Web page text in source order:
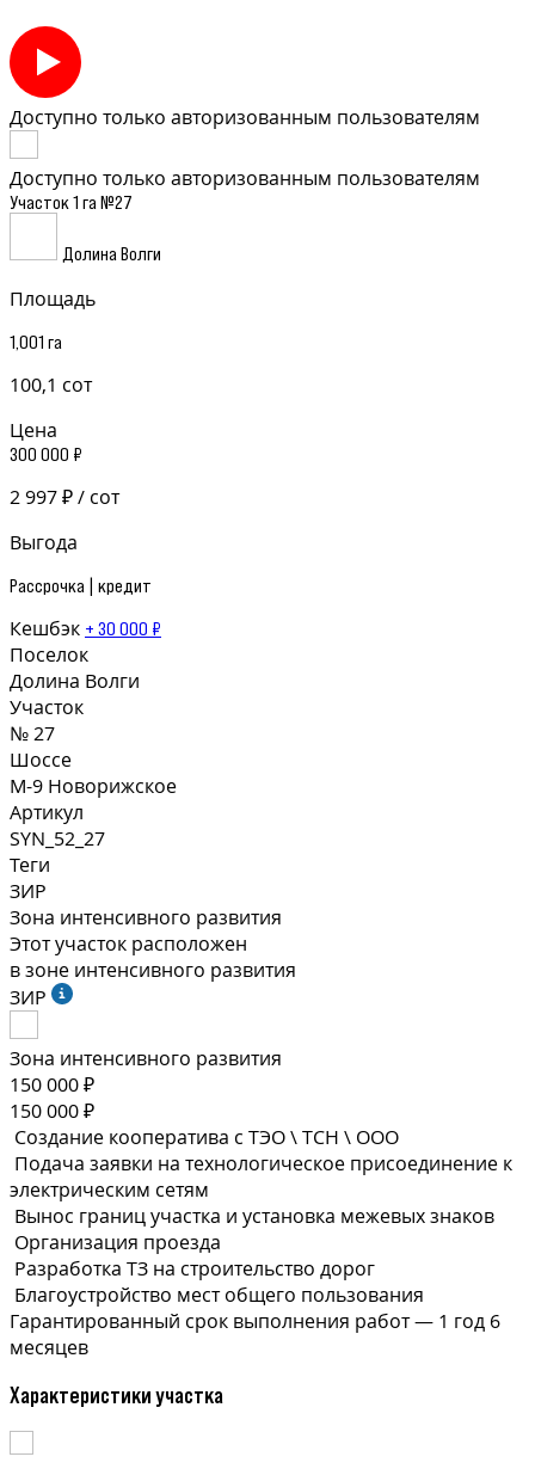
Доступно только авторизованным пользователям
Доступно только авторизованным пользователям
Участок 1 га №27
Долина Волги
Площадь
1,001 га
100,1 сот
Цена
300 000 ₽
2 997 ₽ / сот
Выгода
Рассрочка | кредит
Кешбэк + 30 000 ₽
Поселок
Долина Волги
Участок
№ 27
Шоссе
М-9 Новорижское
Артикул
SYN_52_27
Теги
ЗИР
Зона интенсивного развития
Этот участок расположен
в зоне интенсивного развития
ЗИР
Зона интенсивного развития
150 000 ₽
150 000 ₽
Создание кооператива с ТЭО \ ТСН \ ООО
Подача заявки на технологическое присоединение к
электрическим сетям
Вынос границ участка и установка межевых знаков
Организация проезда
Разработка ТЗ на строительство дорог
Благоустройство мест общего пользования
Гарантированный срок выполнения работ — 1 год 6
месяцев
Характеристики участка